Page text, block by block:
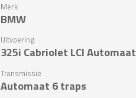
Merk
BMW
Uitvoering
325i Cabriolet LCI Automaat
Transmissie
Automaat 6 traps